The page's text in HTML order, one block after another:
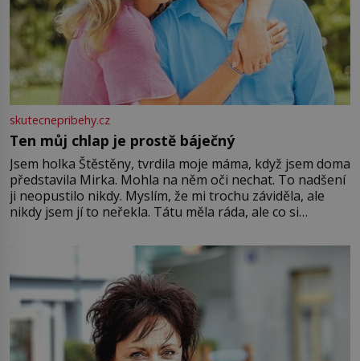
skutecnepribehy.cz
Ten můj chlap je prostě báječný
Jsem holka Štěstěny, tvrdila moje máma, když jsem doma
představila Mirka. Mohla na něm oči nechat. To nadšení
ji neopustilo nikdy. Myslím, že mi trochu záviděla, ale
nikdy jsem jí to neřekla. Tátu měla ráda, ale co si
Jsme spolu moc rádi Tehdy byla jiná doba, když